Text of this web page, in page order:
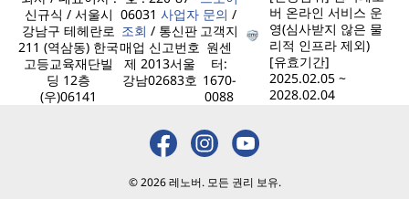
신규식 / 서울시
강남구 테헤란로
211 (역삼동) 한국
고등교육재단빌
딩 12층
(우)06141
06031 사업자
조회 / 통신판
매업 신고번호
제 2013서울
강남02683호
문의 /
고객지
원센
터:
1670-
0088
버 온라인 서비스 운
영(심사받지 않은 물
리적 인프라 제외)
[유효기간]
2025.02.05 ~
2028.02.04
© 2026 레노버. 모든 권리 보유.